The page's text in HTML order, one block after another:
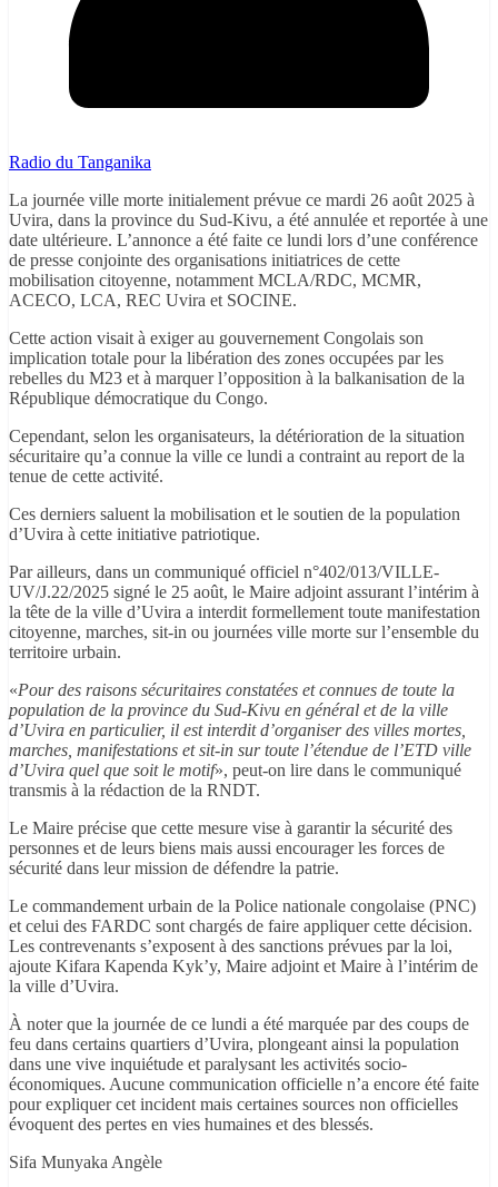
Radio du Tanganika
La journée ville morte initialement prévue ce mardi 26 août 2025 à
Uvira, dans la province du Sud-Kivu, a été annulée et reportée à une
date ultérieure. L’annonce a été faite ce lundi lors d’une conférence
de presse conjointe des organisations initiatrices de cette
mobilisation citoyenne, notamment MCLA/RDC, MCMR,
ACECO, LCA, REC Uvira et SOCINE.
Cette action visait à exiger au gouvernement Congolais son
implication totale pour la libération des zones occupées par les
rebelles du M23 et à marquer l’opposition à la balkanisation de la
République démocratique du Congo.
Cependant, selon les organisateurs, la détérioration de la situation
sécuritaire qu’a connue la ville ce lundi a contraint au report de la
tenue de cette activité.
Ces derniers saluent la mobilisation et le soutien de la population
d’Uvira à cette initiative patriotique.
Par ailleurs, dans un communiqué officiel n°402/013/VILLE-
UV/J.22/2025 signé le 25 août, le Maire adjoint assurant l’intérim à
la tête de la ville d’Uvira a interdit formellement toute manifestation
citoyenne, marches, sit-in ou journées ville morte sur l’ensemble du
territoire urbain.
«Pour des raisons sécuritaires constatées et connues de toute la
population de la province du Sud-Kivu en général et de la ville
d’Uvira en particulier, il est interdit d’organiser des villes mortes,
marches, manifestations et sit-in sur toute l’étendue de l’ETD ville
d’Uvira quel que soit le motif», peut-on lire dans le communiqué
transmis à la rédaction de la RNDT.
Le Maire précise que cette mesure vise à garantir la sécurité des
personnes et de leurs biens mais aussi encourager les forces de
sécurité dans leur mission de défendre la patrie.
Le commandement urbain de la Police nationale congolaise (PNC)
et celui des FARDC sont chargés de faire appliquer cette décision.
Les contrevenants s’exposent à des sanctions prévues par la loi,
ajoute Kifara Kapenda Kyk’y, Maire adjoint et Maire à l’intérim de
la ville d’Uvira.
À noter que la journée de ce lundi a été marquée par des coups de
feu dans certains quartiers d’Uvira, plongeant ainsi la population
dans une vive inquiétude et paralysant les activités socio-
économiques. Aucune communication officielle n’a encore été faite
pour expliquer cet incident mais certaines sources non officielles
évoquent des pertes en vies humaines et des blessés.
Sifa Munyaka Angèle